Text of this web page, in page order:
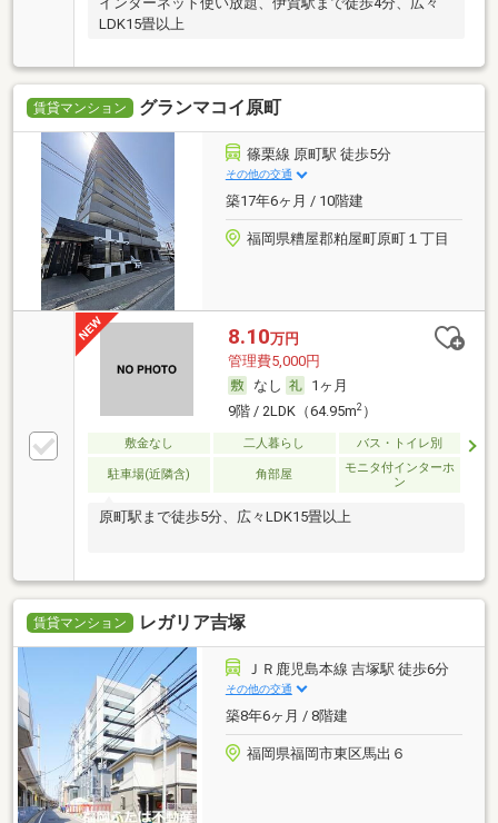
LDK15畳以上
賃貸マンション グランマコイ原町
篠栗線 原町駅 徒歩5分
その他の交通
築17年6ヶ月 / 10階建
福岡県糟屋郡粕屋町原町１丁目
8.10万円
管理費5,000円
なし
1ヶ月
9階 / 2LDK（64.95m2）
敷金なし 二人暮らし バス・トイレ別
駐車場(近隣含) 角部屋
モニタ付インターホ
ン
原町駅まで徒歩5分、広々LDK15畳以上
賃貸マンション レガリア吉塚
ＪＲ鹿児島本線 吉塚駅 徒歩6分
その他の交通
築8年6ヶ月 / 8階建
福岡県福岡市東区馬出６